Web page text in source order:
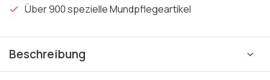
Über 900 spezielle Mundpflegeartikel
Beschreibung